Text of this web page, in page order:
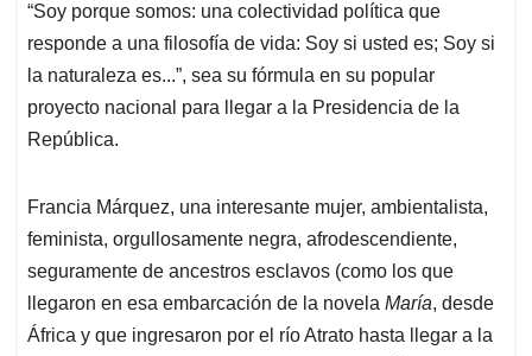
“Soy porque somos: una colectividad política que
responde a una filosofía de vida: Soy si usted es; Soy si
la naturaleza es...”, sea su fórmula en su popular
proyecto nacional para llegar a la Presidencia de la
República.
Francia Márquez, una interesante mujer, ambientalista,
feminista, orgullosamente negra, afrodescendiente,
seguramente de ancestros esclavos (como los que
llegaron en esa embarcación de la novela María, desde
África y que ingresaron por el río Atrato hasta llegar a la